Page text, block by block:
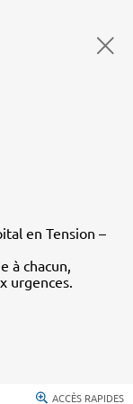
en Tension –
à chacun,
urgences.
ACCÈS RAPIDES